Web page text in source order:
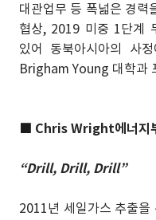
대관업무 등 폭넓은 경력
협상, 2019 미중 1단계
있어 동북아시아의 사
Brigham Young 대학과
■ Chris Wright에너지
“Drill, Drill, Drill”
2011년 세일가스 추출